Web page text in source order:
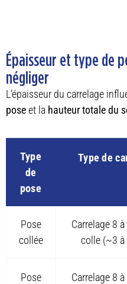
Épaisseur et type de
négliger
L’épaisseur du carrelage
poseet la hauteur totale du
Type
de
pose
Type de
Pose
collée
Carrelage 8
colle (~3
Pose Carrelage 8